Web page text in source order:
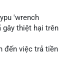
ký luật
Trên Binance
như lệnh
'wrench
gây thiệt hại trên
đến việc trả tiền
của người sở